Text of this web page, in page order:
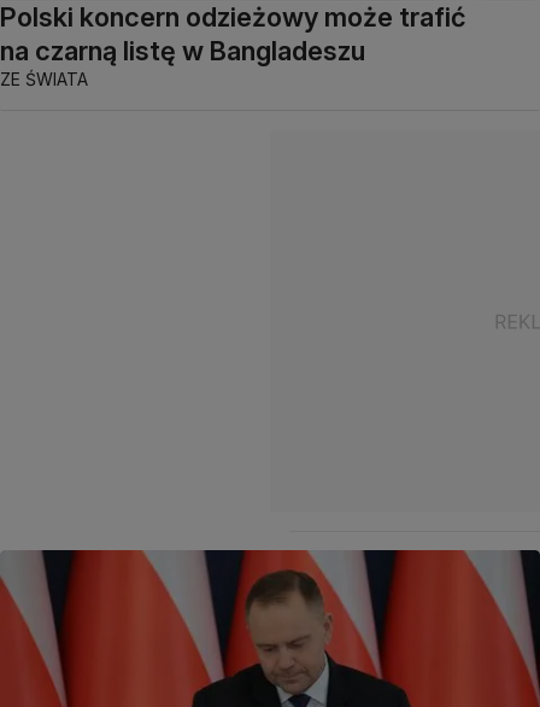
Polski koncern odzieżowy może trafić
na czarną listę w Bangladeszu
ZE ŚWIATA